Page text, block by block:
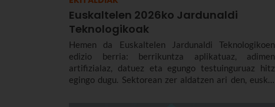
Euskaltelen 2026ko Jardunaldi
Teknologikoak
Hemen da Euskaltelen Jardunaldi Teknologikoen
edizio berria: berrikuntza aplikatuaz, adimen
artifizialaz, datuez eta egungo testuinguruaz hitz
egingo dugu. Sektorean zer aldatzen ari den, euskal